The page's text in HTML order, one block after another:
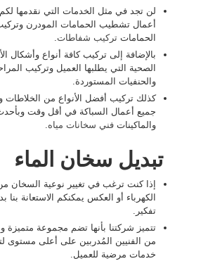
لن تجد في مثل الخدمات التي نقدمها
أعمال تشطيب الحمامات المودرن
الحمامات تركيب شفاطات.
بالإضافة إلى تركيب كافة أنواع وأشكال
الصحية التي يطلبها العميل وتركيب
والحنفيات المستوردة.
كذلك تركيب أفضل الأنواع من الخلاطات
جميع أعمال السباكة في أقل وقت
والماكينات فني سخانات مياه.
تبديل سخان الماء
إذا كنت ترغب في تغيير نوعية السخان
الكهرباء أو العكس يمكنكم الاستعانة بنا
تفكير.
تتميز شركتنا بأنها تضم مجموعة متميزة
من الفنيين المُدربين على أعلى مستوى
خدمات مرضية للعميل.